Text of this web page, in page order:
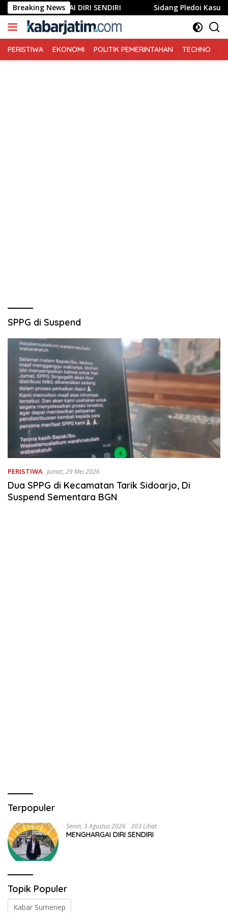
Langsung
ke
konten
Breaking News
MENGHARGAI DIRI SENDIRI Sidang Pledoi Kasus
PERISTIWA EKONOMI POLITIK PEMERINTAHAN TECHNO
SPPG di Suspend
PERISTIWA Jumat, 29 Mei 2026
Dua SPPG di Kecamatan Tarik Sidoarjo, Di
Suspend Sementara BGN
Terpopuler
Senin, 3 Agustus 2026 303 Lihat
MENGHARGAI DIRI SENDIRI
Topik Populer
Kabar Sumenep